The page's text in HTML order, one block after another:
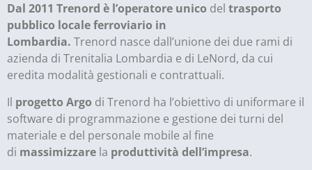
Dal 2011 Trenord è l’operatore unico del trasporto
pubblico locale ferroviario in
Lombardia. Trenord nasce dall’unione dei due rami di
azienda di Trenitalia Lombardia e di LeNord, da cui
eredita modalità gestionali e contrattuali.
Il progetto Argo di Trenord ha l’obiettivo di uniformare il
software di programmazione e gestione dei turni del
materiale e del personale mobile al fine
di massimizzare la produttività dell’impresa.